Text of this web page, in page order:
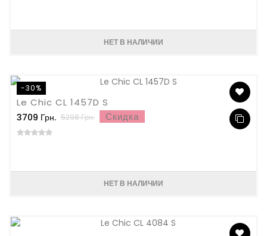
НЕТ В НАЛИЧИИ
-30%
Le Chic CL 1457D S
3709 Грн. 5298 Грн. Скидка
НЕТ В НАЛИЧИИ